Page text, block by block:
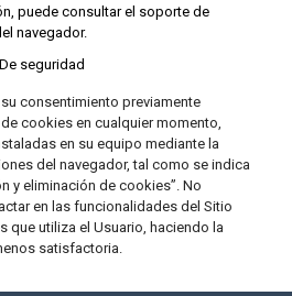
puede consultar el soporte de
navegador.
seguridad
consentimiento previamente
cookies en cualquier momento,
en su equipo mediante la
del navegador, tal como se indica
y eliminación de cookies”. No
en las funcionalidades del Sitio
que utiliza el Usuario, haciendo la
satisfactoria.